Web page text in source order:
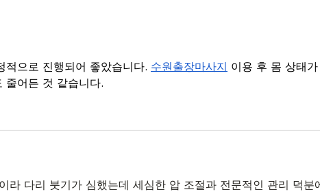
적으로 진행되어 좋았습니다. 수원출장마사지 이용 후 몸 상태가
줄어든 것 같습니다.
라 다리 붓기가 심했는데 세심한 압 조절과 전문적인 관리 덕분